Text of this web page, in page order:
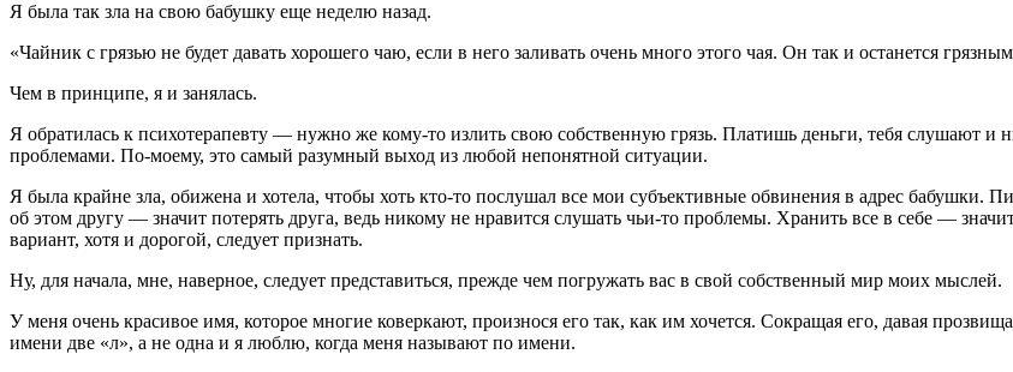
Я была так зла на свою бабушку еще неделю назад.
«Чайник с грязью не будет давать хорошего чаю, если в него заливать очень много этого чая. Он так и останется
Чем в принципе, я и занялась.
Я обратилась к психотерапевту — нужно же кому-то излить свою собственную грязь. Платишь деньги, тебя слушают
проблемами. По-моему, это самый разумный выход из любой непонятной ситуации.
Я была крайне зла, обижена и хотела, чтобы хоть кто-то послушал все мои субъективные обвинения в адрес бабушки.
об этом другу — значит потерять друга, ведь никому не нравится слушать чьи-то проблемы. Хранить все в себе —
вариант, хотя и дорогой, следует признать.
Ну, для начала, мне, наверное, следует представиться, прежде чем погружать вас в свой собственный мир моих мыслей.
У меня очень красивое имя, которое многие коверкают, произнося его так, как им хочется. Сокращая его, давая
имени две «л», а не одна и я люблю, когда меня называют по имени.